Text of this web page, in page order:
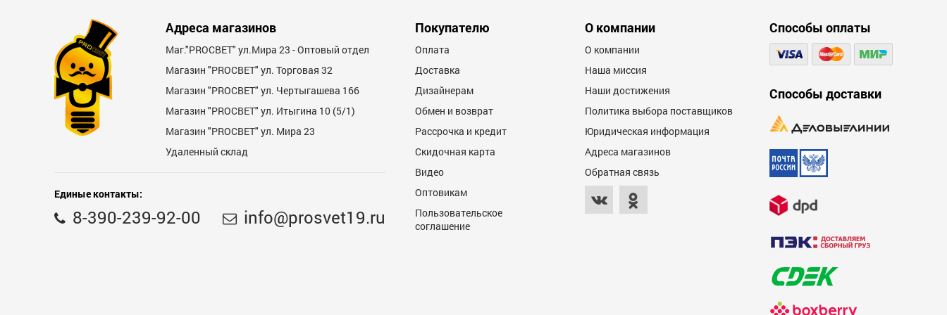
Адреса магазинов
Маг."PROСВЕТ" ул.Мира 23 - Оптовый отдел
Магазин "PROСВЕТ" ул. Торговая 32
Магазин "PROCBET" ул. Чертыгашева 166
Магазин "PROCBET" ул. Итыгина 10 (5/1)
Магазин "PROСВЕТ" ул. Мира 23
Удаленный склад
Единые контакты:
8-390-239-92-00 info@prosvet19.ru
Покупателю
Оплата
Доставка
Дизайнерам
Обмен и возврат
Рассрочка и кредит
Скидочная карта
Видео
Оптовикам
Пользовательское
соглашение
О компании
О компании
Наша миссия
Наши достижения
Политика выбора поставщиков
Юридическая информация
Адреса магазинов
Обратная связь
Способы оплаты
Способы доставки